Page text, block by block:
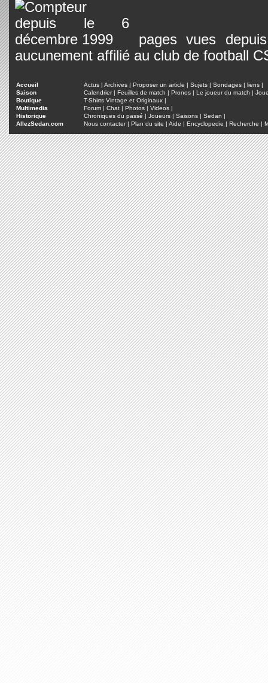
pages vues
aucunement affilié au club de football
Accueil Actus | Archives | Proposer un article | Sujets | Sondages | liens |
Saison
Calendrier| Feuilles de match | Pronos | Le joueur du match |
Boutique
T-Shirts Vintage et Originaux |
Multimedia
Forum | Chat | Photos | Videos |
Historique
Chroniques du passé | Joueurs | Saisons | Sedan |
AllezSedan.com
Nous contacter| Plan du site | Aide | Encyclopedie | Recherche |